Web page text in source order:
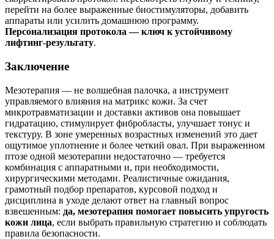
перейти на более выраженные биостимуляторы, добавить
аппараты или усилить домашнюю программу.
Персонализация протокола — ключ к устойчивому
лифтинг‑результату.
Заключение
Мезотерапия — не волшебная палочка, а инструмент
управляемого влияния на матрикс кожи. За счет
микротравматизации и доставки активов она повышает
гидратацию, стимулирует фибробласты, улучшает тонус и
текстуру. В зоне умеренных возрастных изменений это дает
ощутимое уплотнение и более четкий овал. При выраженном
птозе одной мезотерапии недостаточно — требуется
комбинация с аппаратными и, при необходимости,
хирургическими методами. Реалистичные ожидания,
грамотный подбор препаратов, курсовой подход и
дисциплина в уходе делают ответ на главный вопрос
взвешенным: да, мезотерапия помогает повысить упругость
кожи лица, если выбрать правильную стратегию и соблюдать
правила безопасности.